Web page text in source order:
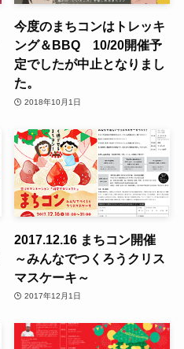
今度のまちコンはトレッキ
ング＆BBQ 10/20開催予
定でしたが中止となりまし
た。
2018年10月1日
2017.12.16 まちコン開催
～みんなでつくろうクリス
マスケーキ～
2017年12月1日